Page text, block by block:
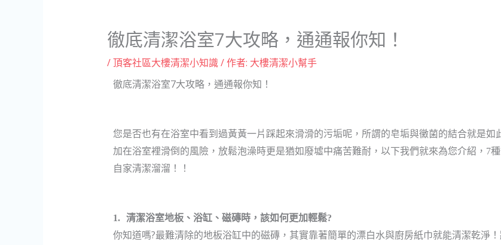
徹底清潔浴室7大攻略，通通報你知！
/頂客社區大樓清潔小知識/ 作者: 大樓清潔小幫手
徹底清潔浴室7大攻略，通通報你知 ！
您是否也有在浴室中看到過黃黃一片踩起來滑滑的污垢呢，所謂的皂垢與黴菌的結合就是如
加在浴室裡滑倒的風險，放鬆泡澡時更是猶如廢墟中痛苦難耐，以下我們就來為您介紹， 7
自家清潔溜溜！！
1. 清潔浴室地板、浴缸、磁磚時，該如何更加輕鬆?
你知道嗎?最難清除的地板浴缸中的磁磚，其實靠著簡單的漂白水與廚房紙巾就能清潔乾淨！